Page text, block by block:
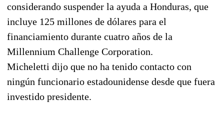
considerando suspender la ayuda a Honduras, que
incluye 125 millones de dólares para el
financiamiento durante cuatro años de la
Millennium Challenge Corporation.
Micheletti dijo que no ha tenido contacto con
ningún funcionario estadounidense desde que fuera
investido presidente.